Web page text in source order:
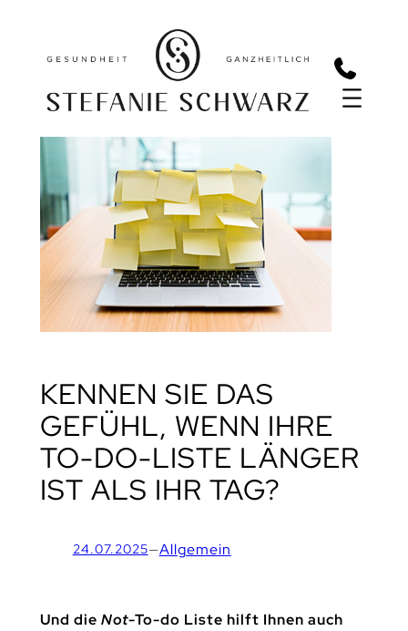
springen
KENNEN SIE DAS
GEFÜHL, WENN IHRE
TO-DO-LISTE LÄNGER
IST ALS IHR TAG?
24.07.2025—Allgemein
Und die Not-To-do Liste hilft Ihnen auch